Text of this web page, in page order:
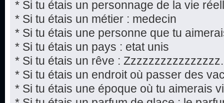
* Si tu étais un personnage de la vie
* Si tu étais un métier : medecin
* Si tu étais une personne que tu
* Si tu étais un pays : etat unis
* Si tu étais un rêve :
* Si tu étais un endroit où passer des
* Si tu étais une époque où tu aimerais